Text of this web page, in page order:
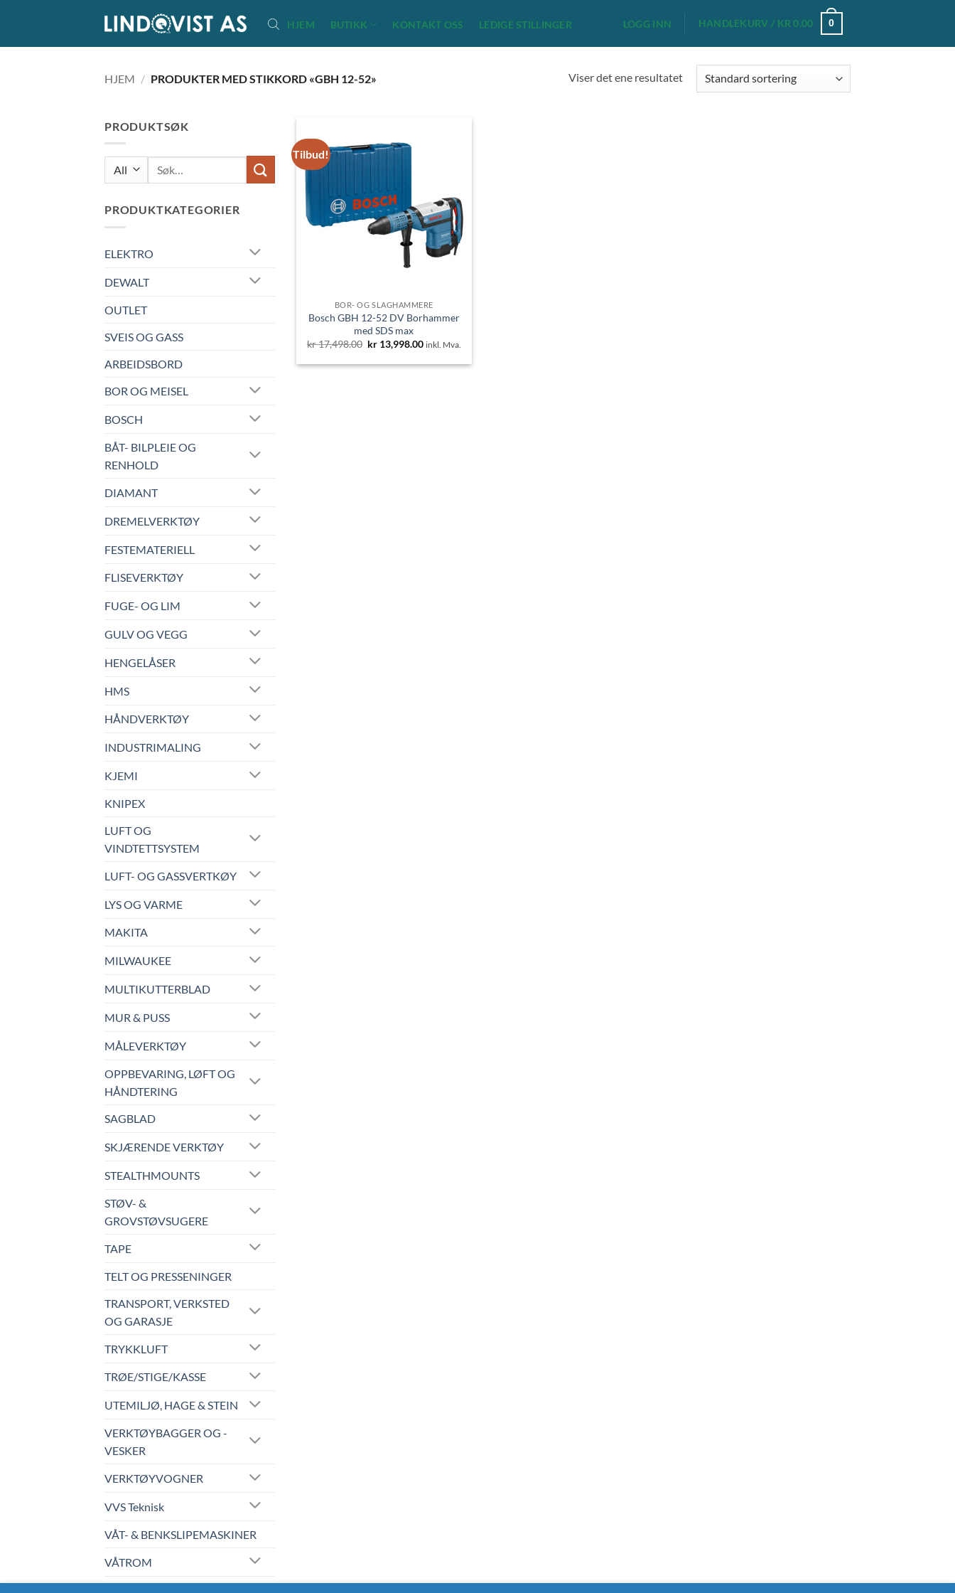
content
HJEM BUTIKK KONTAKT OSS LEDIGE STILLINGER LOGG INN HANDLEKURV / KR 0.00 0
HJEM / PRODUKTER MED STIKKORD «GBH 12-52» Viser det ene resultatet
PRODUKTSØK
Søk
etter:
PRODUKTKATEGORIER
ELEKTRO
DEWALT
OUTLET
SVEIS OG GASS
ARBEIDSBORD
BOR OG MEISEL
BOSCH
BÅT- BILPLEIE OG
RENHOLD
DIAMANT
DREMELVERKTØY
FESTEMATERIELL
FLISEVERKTØY
FUGE- OG LIM
GULV OG VEGG
HENGELÅSER
HMS
HÅNDVERKTØY
INDUSTRIMALING
KJEMI
KNIPEX
LUFT OG
VINDTETTSYSTEM
LUFT- OG GASSVERTKØY
LYS OG VARME
MAKITA
MILWAUKEE
MULTIKUTTERBLAD
MUR & PUSS
MÅLEVERKTØY
OPPBEVARING, LØFT OG
HÅNDTERING
SAGBLAD
SKJÆRENDE VERKTØY
STEALTHMOUNTS
STØV- &
GROVSTØVSUGERE
TAPE
TELT OG PRESSENINGER
TRANSPORT, VERKSTED
OG GARASJE
TRYKKLUFT
TRØE/STIGE/KASSE
UTEMILJØ, HAGE & STEIN
VERKTØYBAGGER OG -
VESKER
VERKTØYVOGNER
VVS Teknisk
VÅT- & BENKSLIPEMASKINER
VÅTROM
Tilbud!
BOR- OG SLAGHAMMERE
Bosch GBH 12-52 DV Borhammer
med SDS max
kr17,498.00 Opprinnelig
var:
kr13,998.00Nåværende
er:
inkl. Mva.